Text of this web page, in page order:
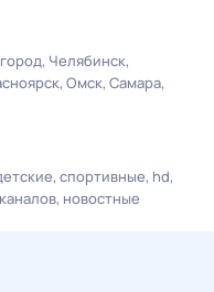
Челябинск
Омск Самара
спортивные hd
новостные